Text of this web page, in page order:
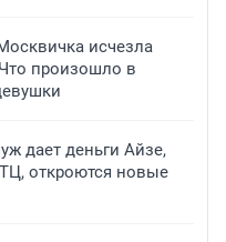
исчезла
произошло в
дает деньги Айзе,
откроются новые